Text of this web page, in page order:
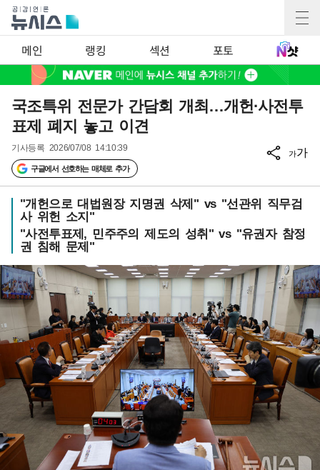
메인 랭킹 섹션 포토
국조특위 전문가 간담회 개최…개헌·사전투
표제 폐지 놓고 이견
기사등록 2026/07/08 14:10:39
구글에서 선호하는 매체로 추가
가가
"개헌으로 대법원장 지명권 삭제" vs "선관위 직무검
사 위헌 소지"
"사전투표제, 민주주의 제도의 성취" vs "유권자 참정
권 침해 문제"